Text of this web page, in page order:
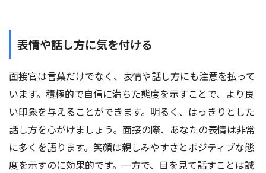
表情や話し方に気を付ける
面接官は言葉だけでなく、表情や話し方にも注意を払って
います。積極的で自信に満ちた態度を示すことで、より良
い印象を与えることができます。明るく、はっきりとした
話し方を心がけましょう。面接の際、あなたの表情は非常
に多くを語ります。笑顔は親しみやすさとポジティブな態
度を示すのに効果的です。一方で、目を見て話すことは誠